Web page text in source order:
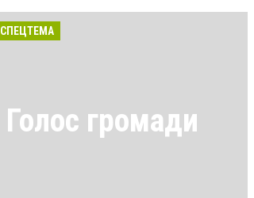
СПЕЦТЕМА
Голос громади